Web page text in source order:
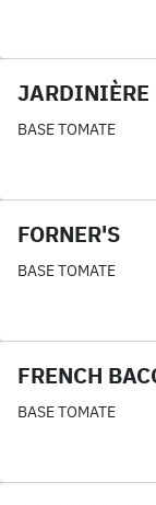
JARDINIÈRE
BASE TOMATE
FORNER'S
BASE TOMATE
FRENCH
BASE TOMATE